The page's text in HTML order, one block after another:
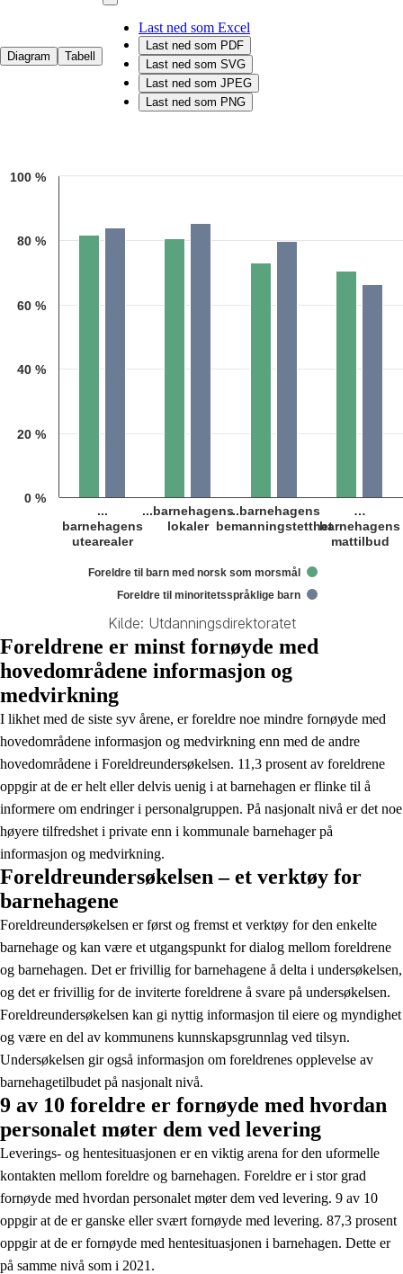
Diagram Tabell
Last ned som Excel
Last ned som PDF
Last ned som SVG
Last ned som JPEG
Last ned som PNG
The chart has 1 X axis displaying categories.
The chart has 1 Y axis displaying 1. Data ranges from 66.4 to 85.5.
Kilde: Utdanningsdirektoratet
...
barnehagens
utearealer
...barnehagens
lokaler
...barnehagens
bemanningstetthet
…
barnehagens
mattilbud
0 %
20 %
40 %
60 %
80 %
100 %
Foreldre til barn med norsk som morsmål
Foreldre til minoritetsspråklige barn
End of interactive chart.
Foreldrene er minst fornøyde med
hovedområdene informasjon og
medvirkning
I likhet med de siste syv årene, er foreldre noe mindre fornøyde med
hovedområdene informasjon og medvirkning enn med de andre
hovedområdene i Foreldreundersøkelsen. 11,3 prosent av foreldrene
oppgir at de er helt eller delvis uenig i at barnehagen er flinke til å
informere om endringer i personalgruppen. På nasjonalt nivå er det noe
høyere tilfredshet i private enn i kommunale barnehager på
informasjon og medvirkning.
Foreldreundersøkelsen – et verktøy for
barnehagene
Foreldreundersøkelsen er først og fremst et verktøy for den enkelte
barnehage og kan være et utgangspunkt for dialog mellom foreldrene
og barnehagen. Det er frivillig for barnehagene å delta i undersøkelsen,
og det er frivillig for de inviterte foreldrene å svare på undersøkelsen.
Foreldreundersøkelsen kan gi nyttig informasjon til eiere og myndighet
og være en del av kommunens kunnskapsgrunnlag ved tilsyn.
Undersøkelsen gir også informasjon om foreldrenes opplevelse av
barnehagetilbudet på nasjonalt nivå.
9 av 10 foreldre er fornøyde med hvordan
personalet møter dem ved levering
Leverings- og hentesituasjonen er en viktig arena for den uformelle
kontakten mellom foreldre og barnehagen. Foreldre er i stor grad
fornøyde med hvordan personalet møter dem ved levering. 9 av 10
oppgir at de er ganske eller svært fornøyde med levering. 87,3 prosent
oppgir at de er fornøyde med hentesituasjonen i barnehagen. Dette er
på samme nivå som i 2021.